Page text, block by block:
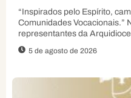
“Inspirados pelo Espírito,
Comunidades Vocacionais.”
representantes da
5 de agosto de 2026